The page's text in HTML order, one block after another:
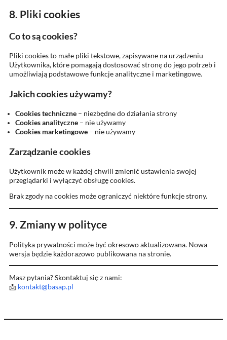
8. Pliki cookies
Co to są cookies?
Pliki cookies to małe pliki tekstowe, zapisywane na urządzeniu
Użytkownika, które pomagają dostosować stronę do jego potrzeb i
umożliwiają podstawowe funkcje analityczne i marketingowe.
Jakich cookies używamy?
Cookies techniczne – niezbędne do działania strony
Cookies analityczne – nie używamy
Cookies marketingowe – nie używamy
Zarządzanie cookies
Użytkownik może w każdej chwili zmienić ustawienia swojej
przeglądarki i wyłączyć obsługę cookies.
Brak zgody na cookies może ograniczyć niektóre funkcje strony.
9. Zmiany w polityce
Polityka prywatności może być okresowo aktualizowana. Nowa
wersja będzie każdorazowo publikowana na stronie.
Masz pytania? Skontaktuj się z nami:
📩 kontakt@basap.pl